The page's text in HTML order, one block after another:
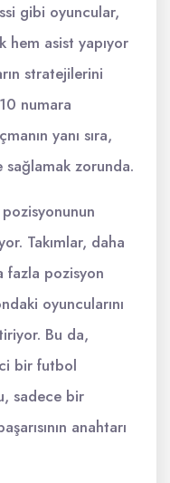
gibi oyuncular,
hem asist yapıyor
stratejilerini
numara
yanı sıra,
sağlamak zorunda.
Takımlar, daha
fazla pozisyon
oyuncularını
Bu da,
bir futbol
sadece bir
anahtarı